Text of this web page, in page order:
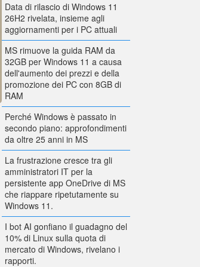
Data di rilascio di Windows 11
26H2 rivelata, insieme agli
aggiornamenti per i PC attuali
MS rimuove la guida RAM da
32GB per Windows 11 a causa
dell'aumento dei prezzi e della
promozione dei PC con 8GB di
RAM
Perché Windows è passato in
secondo piano: approfondimenti
da oltre 25 anni in MS
La frustrazione cresce tra gli
amministratori IT per la
persistente app OneDrive di MS
che riappare ripetutamente su
Windows 11.
I bot AI gonfiano il guadagno del
10% di Linux sulla quota di
mercato di Windows, rivelano i
rapporti.